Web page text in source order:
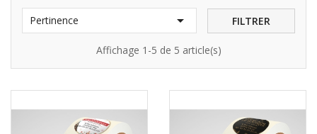
Pertinence  FILTRER
Affichage 1-5 de 5 article(s)